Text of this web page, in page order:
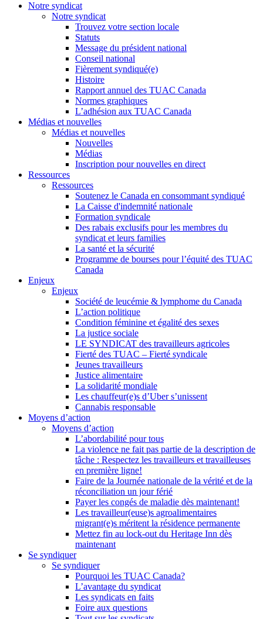
Notre syndicat
Notre syndicat
Trouvez votre section locale
Statuts
Message du président national
Conseil national
Fièrement syndiqué(e)
Histoire
Rapport annuel des TUAC Canada
Normes graphiques
L’adhésion aux TUAC Canada
Médias et nouvelles
Médias et nouvelles
Nouvelles
Médias
Inscription pour nouvelles en direct
Ressources
Ressources
Soutenez le Canada en consommant syndiqué
La Caisse d'indemnité nationale
Formation syndicale
Des rabais exclusifs pour les membres du
syndicat et leurs families
La santé et la sécurité
Programme de bourses pour l’équité des TUAC
Canada
Enjeux
Enjeux
Société de leucémie & lymphome du Canada
L’action politique
Condition féminine et égalité des sexes
La justice sociale
LE SYNDICAT des travailleurs agricoles
Fierté des TUAC – Fierté syndicale
Jeunes travailleurs
Justice alimentaire
La solidarité mondiale
Les chauffeur(e)s d’Uber s’unissent
Cannabis responsable
Moyens d’action
Moyens d’action
L’abordabilité pour tous
La violence ne fait pas partie de la description de
tâche : Respectez les travailleurs et travailleuses
en première ligne!
Faire de la Journée nationale de la vérité et de la
réconciliation un jour férié
Payer les congés de maladie dès maintenant!
Les travailleur(euse)s agroalimentaires
migrant(e)s méritent la résidence permanente
Mettez fin au lock-out du Heritage Inn dès
maintenant
Se syndiquer
Se syndiquer
Pourquoi les TUAC Canada?
L’avantage du syndicat
Les syndicats en faits
Foire aux questions